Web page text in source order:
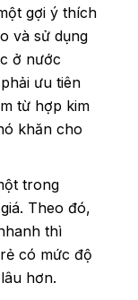
gợi ý thích
và sử dụng
ở nước
ưu tiên
từ hợp kim
khăn cho
trong
Theo đó,
thì
có mức độ
hơn.